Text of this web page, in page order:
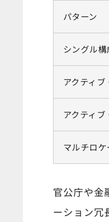
パターン
シングル構
アクティブ
アクティブ
マルチロ
官公庁や金
ーション冗